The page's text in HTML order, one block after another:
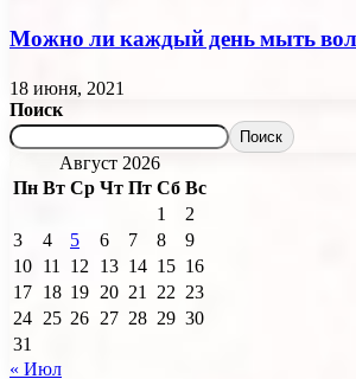
Можно ли каждый день мыть
18 июня, 2021
Поиск
Поиск
Август 2026
Пн Вт Ср Чт Пт Сб Вс
1
2
3
4 5 6 7 8
9
10 11 12 13 14 15 16
17 18 19 20 21 22 23
24 25 26 27 28 29 30
31
« Июл